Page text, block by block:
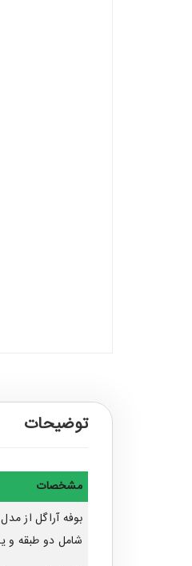
توضیحات
مشخصات
بوفهآراگل از
شامل دو طبقه و